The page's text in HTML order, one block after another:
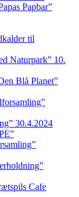
Papbar”
til
Naturpark” 10.
Blå Planet”
30.4.2024
Cafe